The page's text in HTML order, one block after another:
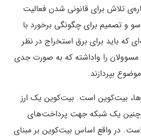
تلاش برای قانونی شدن فعالیت
سو و تصمیم برای چگونگی برخورد با
که باید برای برق استخراج در نظر
مسوولان را واداشته که به صورت جدی
بپردازند.
بیت‌کوین است. بیت‌کوین یک ارز
یک شبکه جهت پرداخت‌های
در واقع اساس بیت‌کوین بر مبنای